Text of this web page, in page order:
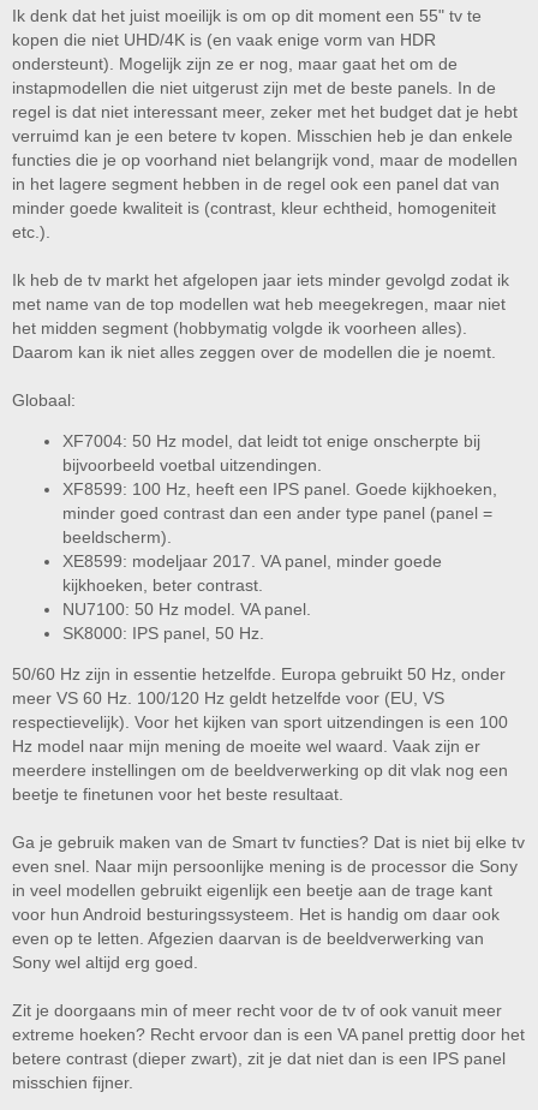
voor gamen (oude PS4, die 4k hoeft van mij niet), voetbal en af en toe een
film/serie.
Nu kwam ik een aantal televisies tegen maar ik vindt het zelf lastig om te
bepalen waarom de 1 beter is dan de ander. Verder heb ik ook geen
verstand van 50, 60 of 120Hz. Als de tv maar geen verschikkelijke input
lag heeft.
Deze drie bijvoorbeeld. Ruim 100,- verschil. Maar zit er dan ook in
kwaliteit/performance veel verschil?
https://www.coolblue.nl/product/813227/sony-kd-55xf7004.html
https://tweakers.net/pricewatch/1160535/sony-kd-55xf8599-zwart/reviews/
(wat is er storend aan kijkhoek?)
Stuk goedkoper:
https://tweakers.net/pricewatch/1167485/samsung-ue55nu7100-zwart.html
https://tweakers.net/pricewatch/1210457/lg-55sk8000plb-zwart.html
Ik denk dat het juist moeilijk is om op dit moment een 55" tv te
kopen die niet UHD/4K is (en vaak enige vorm van HDR
ondersteunt). Mogelijk zijn ze er nog, maar gaat het om de
instapmodellen die niet uitgerust zijn met de beste panels. In de
regel is dat niet interessant meer, zeker met het budget dat je hebt
verruimd kan je een betere tv kopen. Misschien heb je dan enkele
functies die je op voorhand niet belangrijk vond, maar de modellen
in het lagere segment hebben in de regel ook een panel dat van
minder goede kwaliteit is (contrast, kleur echtheid, homogeniteit
etc.).
Ik heb de tv markt het afgelopen jaar iets minder gevolgd zodat ik
met name van de top modellen wat heb meegekregen, maar niet
het midden segment (hobbymatig volgde ik voorheen alles).
Daarom kan ik niet alles zeggen over de modellen die je noemt.
Globaal:
XF7004: 50 Hz model, dat leidt tot enige onscherpte bij
bijvoorbeeld voetbal uitzendingen.
XF8599: 100 Hz, heeft een IPS panel. Goede kijkhoeken,
minder goed contrast dan een ander type panel (panel =
beeldscherm).
XE8599: modeljaar 2017. VA panel, minder goede
kijkhoeken, beter contrast.
NU7100: 50 Hz model. VA panel.
SK8000: IPS panel, 50 Hz.
50/60 Hz zijn in essentie hetzelfde. Europa gebruikt 50 Hz, onder
meer VS 60 Hz. 100/120 Hz geldt hetzelfde voor (EU, VS
respectievelijk). Voor het kijken van sport uitzendingen is een 100
Hz model naar mijn mening de moeite wel waard. Vaak zijn er
meerdere instellingen om de beeldverwerking op dit vlak nog een
beetje te finetunen voor het beste resultaat.
Ga je gebruik maken van de Smart tv functies? Dat is niet bij elke tv
even snel. Naar mijn persoonlijke mening is de processor die Sony
in veel modellen gebruikt eigenlijk een beetje aan de trage kant
voor hun Android besturingssysteem. Het is handig om daar ook
even op te letten. Afgezien daarvan is de beeldverwerking van
Sony wel altijd erg goed.
Zit je doorgaans min of meer recht voor de tv of ook vanuit meer
extreme hoeken? Recht ervoor dan is een VA panel prettig door het
betere contrast (dieper zwart), zit je dat niet dan is een IPS panel
misschien fijner.